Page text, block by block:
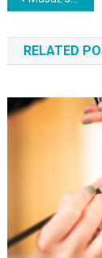
wpisu
RELATED